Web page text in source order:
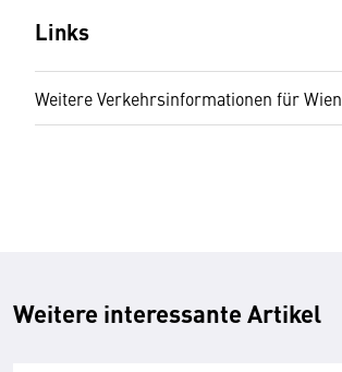
Links
Weitere Verkehrsinformationen für Wien
Weitere interessante Artikel